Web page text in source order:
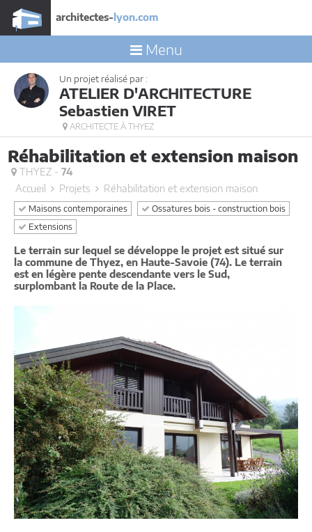
architectes- lyon.com
Menu
Un projet réalisé par :
ATELIER D'ARCHITECTURE
Sebastien VIRET
ARCHITECTE À THYEZ
Réhabilitation et extension maison
THYEZ - 74
Accueil
Projets Réhabilitation et extension maison
Maisons contemporaines
Ossatures bois - construction bois
Extensions
Le terrain sur lequel se développe le projet est situé sur
la commune de Thyez, en Haute-Savoie (74). Le terrain
est en légère pente descendante vers le Sud,
surplombant la Route de la Place.